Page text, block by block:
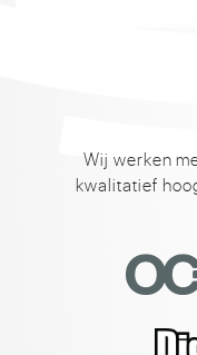
Wij werken
kwalitatief